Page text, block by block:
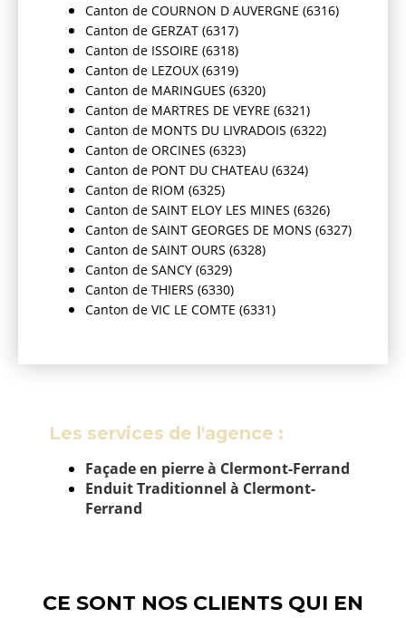
Canton de COURNON D AUVERGNE (6316)
Canton de GERZAT (6317)
Canton de ISSOIRE (6318)
Canton de LEZOUX (6319)
Canton de MARINGUES (6320)
Canton de MARTRES DE VEYRE (6321)
Canton de MONTS DU LIVRADOIS (6322)
Canton de ORCINES (6323)
Canton de PONT DU CHATEAU (6324)
Canton de RIOM (6325)
Canton de SAINT ELOY LES MINES (6326)
Canton de SAINT GEORGES DE MONS (6327)
Canton de SAINT OURS (6328)
Canton de SANCY (6329)
Canton de THIERS (6330)
Canton de VIC LE COMTE (6331)
Les services de l'agence :
Façade en pierre à Clermont-Ferrand
Enduit Traditionnel à Clermont-
Ferrand
CE SONT NOS CLIENTS QUI EN